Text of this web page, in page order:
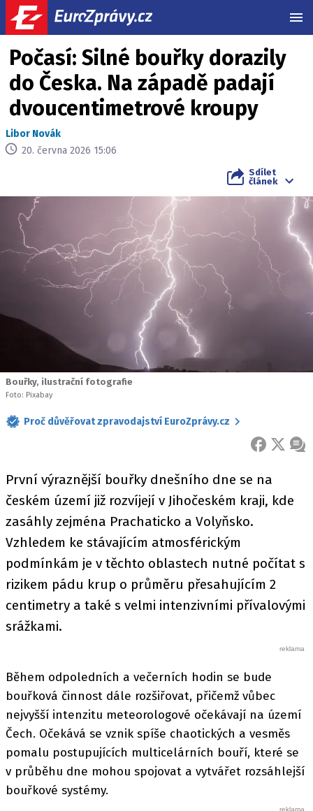
Počasí: Silné bouřky dorazily
do Česka. Na západě padají
dvoucentimetrové kroupy
Libor Novák
20. června 2026 15:06
Sdílet
článek
Bouřky, ilustrační fotografie
Foto: Pixabay
Proč důvěřovat zpravodajství EuroZprávy.cz
FACEBOOK
X
První výraznější bouřky dnešního dne se na
českém území již rozvíjejí v Jihočeském kraji, kde
zasáhly zejména Prachaticko a Volyňsko.
Vzhledem ke stávajícím atmosférickým
podmínkám je v těchto oblastech nutné počítat s
rizikem pádu krup o průměru přesahujícím 2
centimetry a také s velmi intenzivními přívalovými
srážkami.
Během odpoledních a večerních hodin se bude
bouřková činnost dále rozšiřovat, přičemž vůbec
nejvyšší intenzitu meteorologové očekávají na území
Čech. Očekává se vznik spíše chaotických a vesměs
pomalu postupujících multicelárních bouří, které se
v průběhu dne mohou spojovat a vytvářet rozsáhlejší
bouřkové systémy.